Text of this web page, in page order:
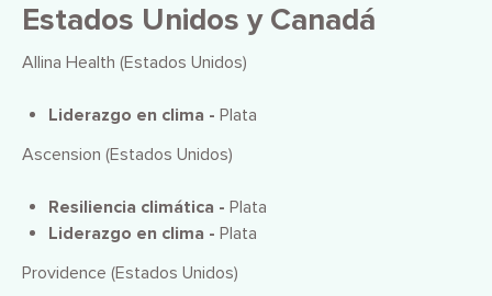
Estados Unidos y Canadá
Allina Health (Estados Unidos)
Liderazgo en clima - Plata
Ascension (Estados Unidos)
Resiliencia climática - Plata
Liderazgo en clima - Plata
Providence (Estados Unidos)